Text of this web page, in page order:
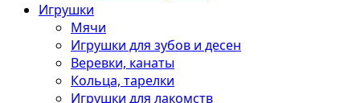
Игрушки
Мячи
Игрушки для зубов и десен
Веревки, канаты
Кольца, тарелки
Игрушки для лакомств